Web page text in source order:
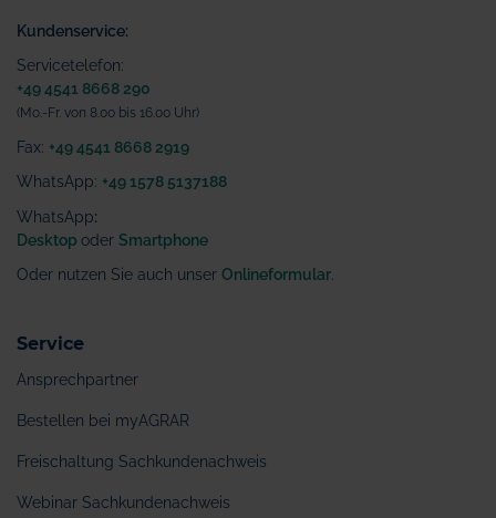
Kundenservice:
Servicetelefon:
+49 4541 8668 290
(Mo.-Fr. von 8.00 bis 16.00 Uhr)
Fax: +49 4541 8668 2919
WhatsApp: +49 1578 5137188
WhatsApp:
Desktop oder Smartphone
Oder nutzen Sie auch unser Onlineformular
Service
Ansprechpartner
Bestellen bei myAGRAR
Freischaltung Sachkundenachweis
Webinar Sachkundenachweis